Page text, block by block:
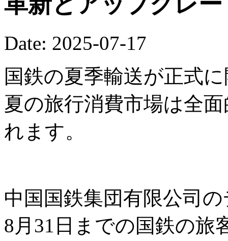
Date: 2025-07-17
国鉄の夏季輸送が正式
夏の旅行消費市場は全
れます。
中国国鉄集団有限公司
8月31日までの国鉄の旅